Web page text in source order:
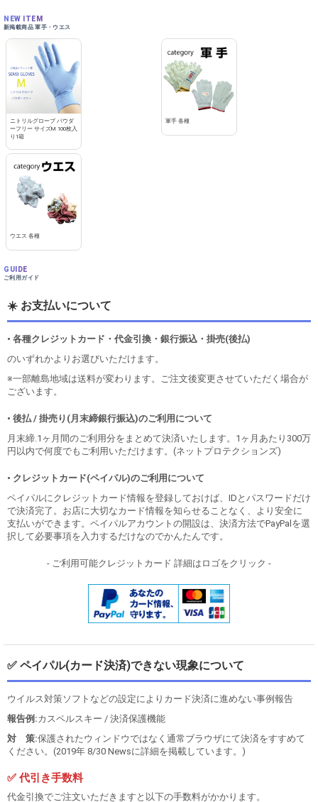
NEW ITEM
新掲載商品 軍手・ウエス
ニトリルグローブ パウダ
ーフリー サイズM 100枚入
り1箱
軍手 各種
ウエス 各種
GUIDE
ご利用ガイド
☀️ お支払いについて
• 各種クレジットカード・代金引換・銀行振込・掛売(後払)
のいずれかよりお選びいただけます。
※一部離島地域は送料が変わります。ご注文後変更させていただく場合が
ございます。
• 後払 / 掛売り(月末締銀行振込)のご利用について
月末締.1ヶ月間のご利用分をまとめて決済いたします。1ヶ月あたり300万
円以内で何度でもご利用いただけます。(ネットプロテクションズ)
• クレジットカード(ペイパル)のご利用について
ペイパルにクレジットカード情報を登録しておけば、IDとパスワードだけ
で決済完了。お店に大切なカード情報を知らせることなく、より安全に
支払いができます。ペイパルアカウントの開設は、決済方法でPayPalを選
択して必要事項を入力するだけなのでかんたんです。
- ご利用可能クレジットカード 詳細はロゴをクリック -
✅ ペイパル(カード決済)できない現象について
ウイルス対策ソフトなどの設定によりカード決済に進めない事例報告
報告例:カスペルスキー / 決済保護機能
対 策:保護されたウィンドウではなく通常ブラウザにて決済をすすめて
ください。(2019年 8/30 Newsに詳細を掲載しています。)
✅ 代引き手数料
代金引換でご注文いただきますと以下の手数料がかかります。